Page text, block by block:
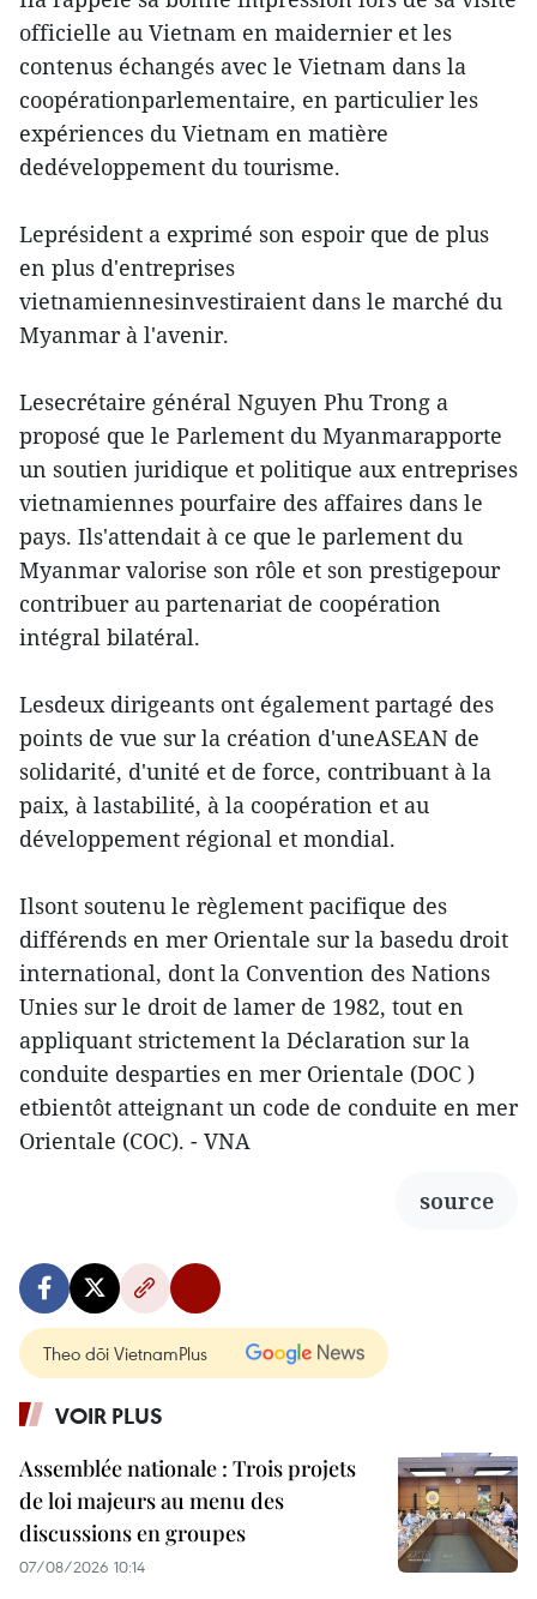
officielle au Vietnam en maidernier et les
contenus échangés avec le Vietnam dans la
coopérationparlementaire, en particulier les
expériences du Vietnam en matière
dedéveloppement du tourisme.
Leprésident a exprimé son espoir que de plus
en plus d'entreprises
vietnamiennesinvestiraient dans le marché du
Myanmar à l'avenir.
Lesecrétaire général Nguyen Phu Trong a
proposé que le Parlement du Myanmarapporte
un soutien juridique et politique aux entreprises
vietnamiennes pourfaire des affaires dans le
pays. Ils'attendait à ce que le parlement du
Myanmar valorise son rôle et son prestigepour
contribuer au partenariat de coopération
intégral bilatéral.
Lesdeux dirigeants ont également partagé des
points de vue sur la création d'uneASEAN de
solidarité, d'unité et de force, contribuant à la
paix, à lastabilité, à la coopération et au
développement régional et mondial.
Ilsont soutenu le règlement pacifique des
différends en mer Orientale sur la basedu droit
international, dont la Convention des Nations
Unies sur le droit de lamer de 1982, tout en
appliquant strictement la Déclaration sur la
conduite desparties en mer Orientale (DOC )
etbientôt atteignant un code de conduite en mer
Orientale (COC). - VNA
source
Theo dõi VietnamPlus
VOIR PLUS
Assemblée nationale : Trois projets
de loi majeurs au menu des
discussions en groupes
07/08/2026 10:14